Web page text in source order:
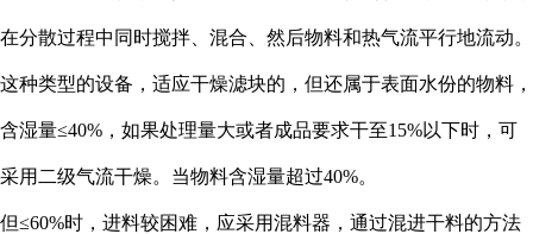
在分散过程中同时搅拌、混合、然后物料和热气流平行地流动。
这种类型的设备，适应干燥滤块的，但还属于表面水份的物料，
含湿量≤40%，如果处理量大或者成品要求干至15%以下时，可
采用二级气流干燥。当物料含湿量超过40%。
但≤60%时，进料较困难，应采用混料器，通过混进干料的方法